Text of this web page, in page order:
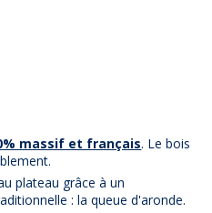
massif et français. Le bois
plateau grâce à un
: la queue d'aronde.